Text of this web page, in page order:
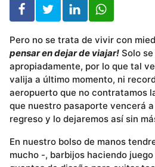
Pero no se trata de vivir con
pensar en dejar de viajar! Solo
apropiadamente, por lo que tal
valija a último momento, ni
aeropuerto que no contratamos
que nuestro pasaporte vencerá
regreso y lo dejaremos así sin
En nuestro bolso de manos
mucho -, barbijos haciendo